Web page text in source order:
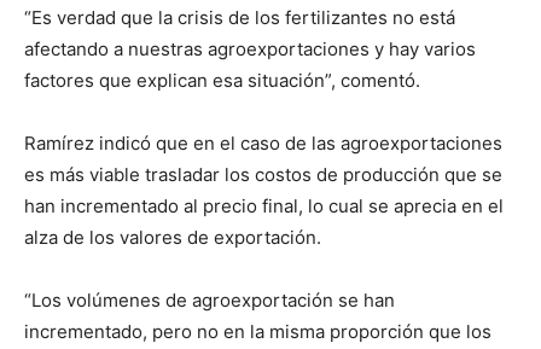
“Es verdad que la crisis de los fertilizantes no está
afectando a nuestras agroexportaciones y hay varios
factores que explican esa situación”, comentó.
Ramírez indicó que en el caso de las agroexportaciones
es más viable trasladar los costos de producción que se
han incrementado al precio final, lo cual se aprecia en el
alza de los valores de exportación.
“Los volúmenes de agroexportación se han
incrementado, pero no en la misma proporción que los